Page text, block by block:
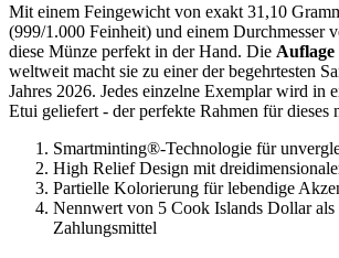
Mit einem Feingewicht von exakt 31,10
(999/1.000 Feinheit) und einem Durchmesser
diese Münze perfekt in der Hand. Die
weltweit macht sie zu einer der begehrtesten
Jahres 2026. Jedes einzelne Exemplar wird in
Etui geliefert - der perfekte Rahmen für dieses
Smartminting®-Technologie für
High Relief Design mit
Partielle Kolorierung für lebendige
Nennwert von 5 Cook Islands Dollar
Zahlungsmittel